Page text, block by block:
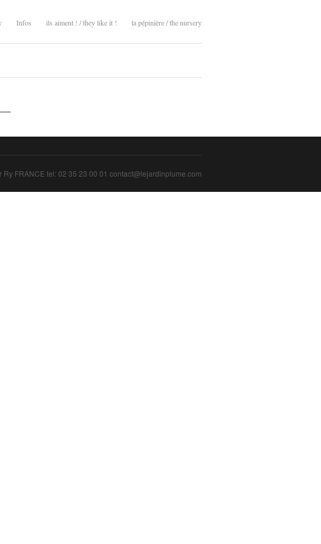
Infos ils aiment ! / they like it ! la pépinière / the nursery
FRANCE tel: 02 35 23 00 01 contact@lejardinplume.com